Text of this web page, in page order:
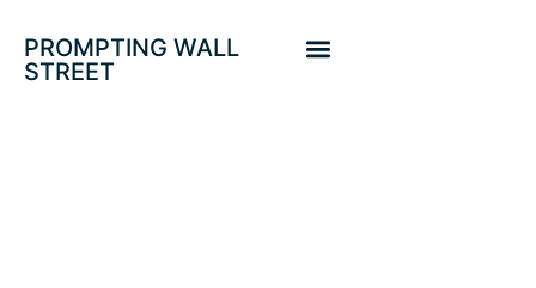
PROMPTING WALL
STREET